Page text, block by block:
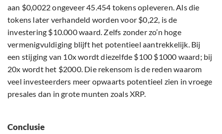
aan $0,0022 ongeveer 45.454 tokens opleveren. Als die
tokens later verhandeld worden voor $0,22, is de
investering $10.000 waard. Zelfs zonder zo’n hoge
vermenigvuldiging blijft het potentieel aantrekkelijk. Bij
een stijging van 10x wordt diezelfde $100 $1000 waard; bij
20x wordt het $2000. Die rekensom is de reden waarom
veel investeerders meer opwaarts potentieel zien in vroege
presales dan in grote munten zoals XRP.
Conclusie